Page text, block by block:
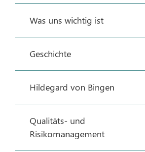
Was uns wichtig ist
Geschichte
Hildegard von Bingen
Qualitäts- und
Risikomanagement